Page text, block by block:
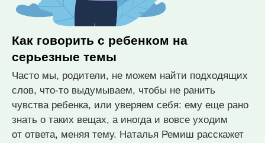
Как говорить с ребенком на
серьезные темы
Часто мы, родители, не можем найти подходящих
слов, что-то выдумываем, чтобы не ранить
чувства ребенка, или уверяем себя: ему еще рано
знать о таких вещах, а иногда и вовсе уходим
от ответа, меняя тему. Наталья Ремиш расскажет